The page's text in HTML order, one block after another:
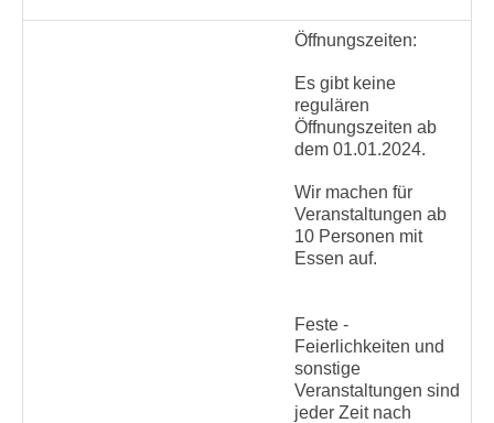
Öffnungszeiten:
Es gibt keine
regulären
Öffnungszeiten ab
dem 01.01.2024.
Wir machen für
Veranstaltungen ab
10 Personen mit
Essen auf.
Feste -
Feierlichkeiten und
sonstige
Veranstaltungen sind
jeder Zeit nach